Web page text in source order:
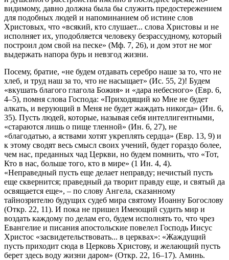
видимому, давно должна была бы служить предостережением
для подобных людей и напоминанием об истине слов
Христовых, что «всякий, кто слушает... слова Христовы и не
исполняет их, уподобляется человеку безрассудному, который
построил дом свой на песке» (Мф. 7, 26), и дом этот не мог
выдержать напора бурь и невзгод жизни.
Посему, братие, «не будем отдавать серебро наше за то, что не
хлеб, и труд наш за то, что не насыщает» (Ис. 55, 2)! Будем
«вкушать благого глагола Божия» и «дара небесного» (Евр. 6,
4–5), помня слова Господа: «Приходящий ко Мне не будет
алкать, и верующий в Меня не будет жаждать никогда» (Ин. 6,
35). Пусть людей, которые, называя себя интеллигентными,
«стараются лишь о пище тленной» (Ин. 6, 27), не
«благодатью, а яствами хотят укреплять сердца» (Евр. 13, 9) и
к этому сводят весь смысл своих учений, будет гораздо более,
чем нас, преданных чад Церкви, но будем помнить, что «Тот,
Кто в нас, больше того, кто в мире» (1 Ин. 4, 4).
«Неправедный пусть еще делает неправду; нечистый пусть
еще сквернится; праведный да творит правду еще, и святый да
освящается еще», – по слову Ангела, сказанному
тайнозрителю будущих судеб мира святому Иоанну Богослову
(Откр. 22, 11). И пока не пришел Имеющий судить мир и
воздать каждому по делам его, будем исполнять то, что чрез
Евангелие и писания апостольские повелел Господь Иисус
Христос «засвидетельствовать... в церквах»: «Жаждущий
пусть приходит сюда в Церковь Христову, и желающий пусть
берет здесь воду жизни даром» (Откр. 22, 16–17). Аминь.